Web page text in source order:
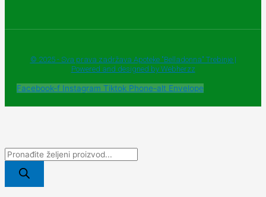
© 2025 - Sva prava zadržava Apoteke "Belladonna" Trebinje |
Powered and designed by Webherzz
Facebook-f Instagram Tiktok Phone-alt Envelope